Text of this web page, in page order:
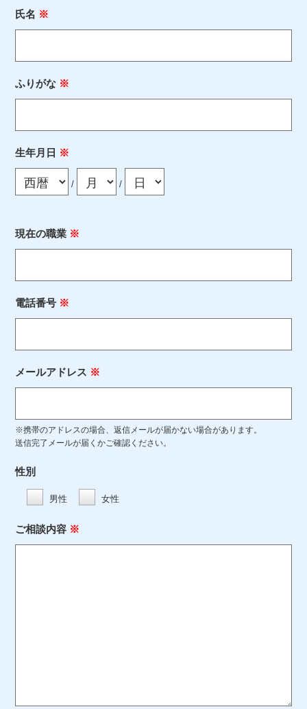
氏名 ※
ふりがな ※
生年月日 ※
/ /
現在の職業 ※
電話番号 ※
メールアドレス ※
※携帯のアドレスの場合、返信メールが届かない場合があります。
送信完了メールが届くかご確認ください。
性別
男性 女性
ご相談内容 ※